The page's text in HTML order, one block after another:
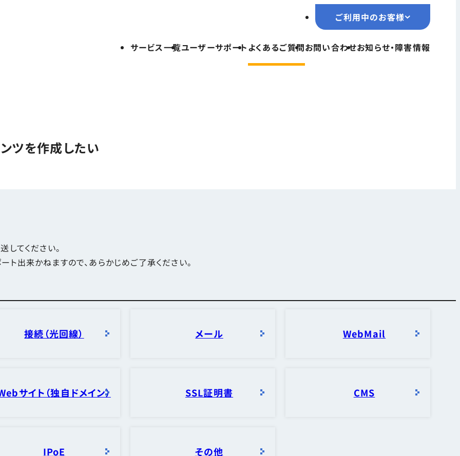
サービス一覧ユーザーサポートよくあるご質問お問い合わせお知らせ・障害情報
ご利用中のお客様
ご利用中のお客様
TOPページ
ツを作成したい
してください。
出来かねますので、あらかじめご了承ください。
接続（光回線） メール WebMail
サイト（独自ドメイン） SSL証明書 CMS
IPoE その他